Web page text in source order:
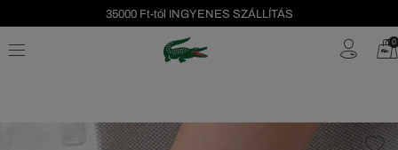
35000 Ft-tól INGYENES SZÁLLÍTÁS
Szezonális leárazás akár -40%! 0